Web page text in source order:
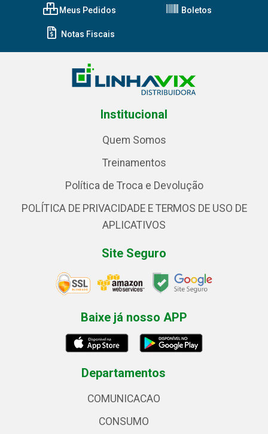
Meus Pedidos Boletos
Notas Fiscais
Institucional
Quem Somos
Treinamentos
Política de Troca e Devolução
POLÍTICA DE PRIVACIDADE E TERMOS DE USO DE
APLICATIVOS
Site Seguro
Baixe já nosso APP
Departamentos
COMUNICACAO
CONSUMO